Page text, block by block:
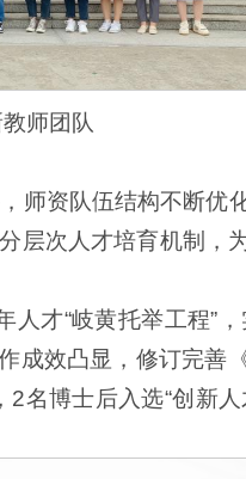
师团队
师资队伍结构不断优
层次人才培育机制，
才“岐黄托举工程”，
成效凸显，修订完善
名博士后入选“创新